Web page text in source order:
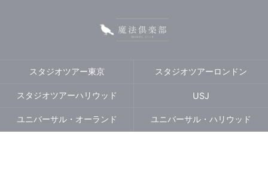
スタジオツアー東京 スタジオツアーロンドン
スタジオツアーハリウッド USJ
ユニバーサル・オーランド ユニバーサル・ハリウッド